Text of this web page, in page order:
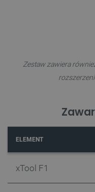
Zestaw zawiera
ELEMENT
xTool F1